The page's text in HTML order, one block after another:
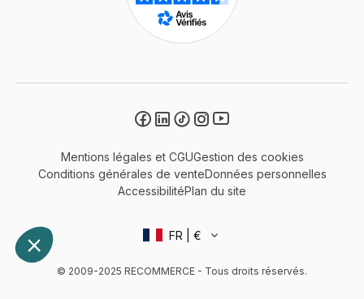
Mentions légales et CGUGestion des cookies
Conditions générales de venteDonnées personnelles
AccessibilitéPlan du site
FR | €
© 2009-2025 RECOMMERCE - Tous droits réservés.